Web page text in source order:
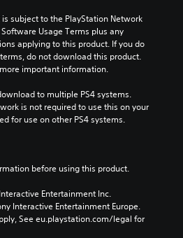
subject to the PlayStation Network
Usage Terms plus any
applying to this product. If you do
do not download this product.
important information.
to multiple PS4 systems.
is not required to use this on your
for use on other PS4 systems.
before using this product.
Entertainment Inc.
Interactive Entertainment Europe.
See eu.playstation.com/legal for